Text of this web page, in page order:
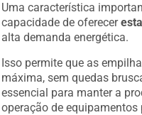
Uma característica
capacidade de oferecer
alta demanda energética.
Isso permite que as
máxima, sem quedas
essencial para manter a
operação de equipamentos